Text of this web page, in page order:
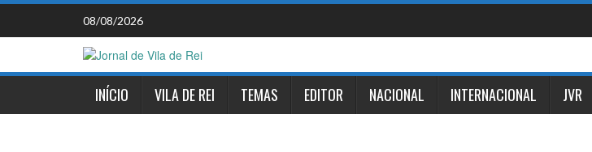
Skip
content
08/08/2026
INÍCIO VILA DE REI TEMAS EDITOR NACIONAL INTERNACIONAL JVR